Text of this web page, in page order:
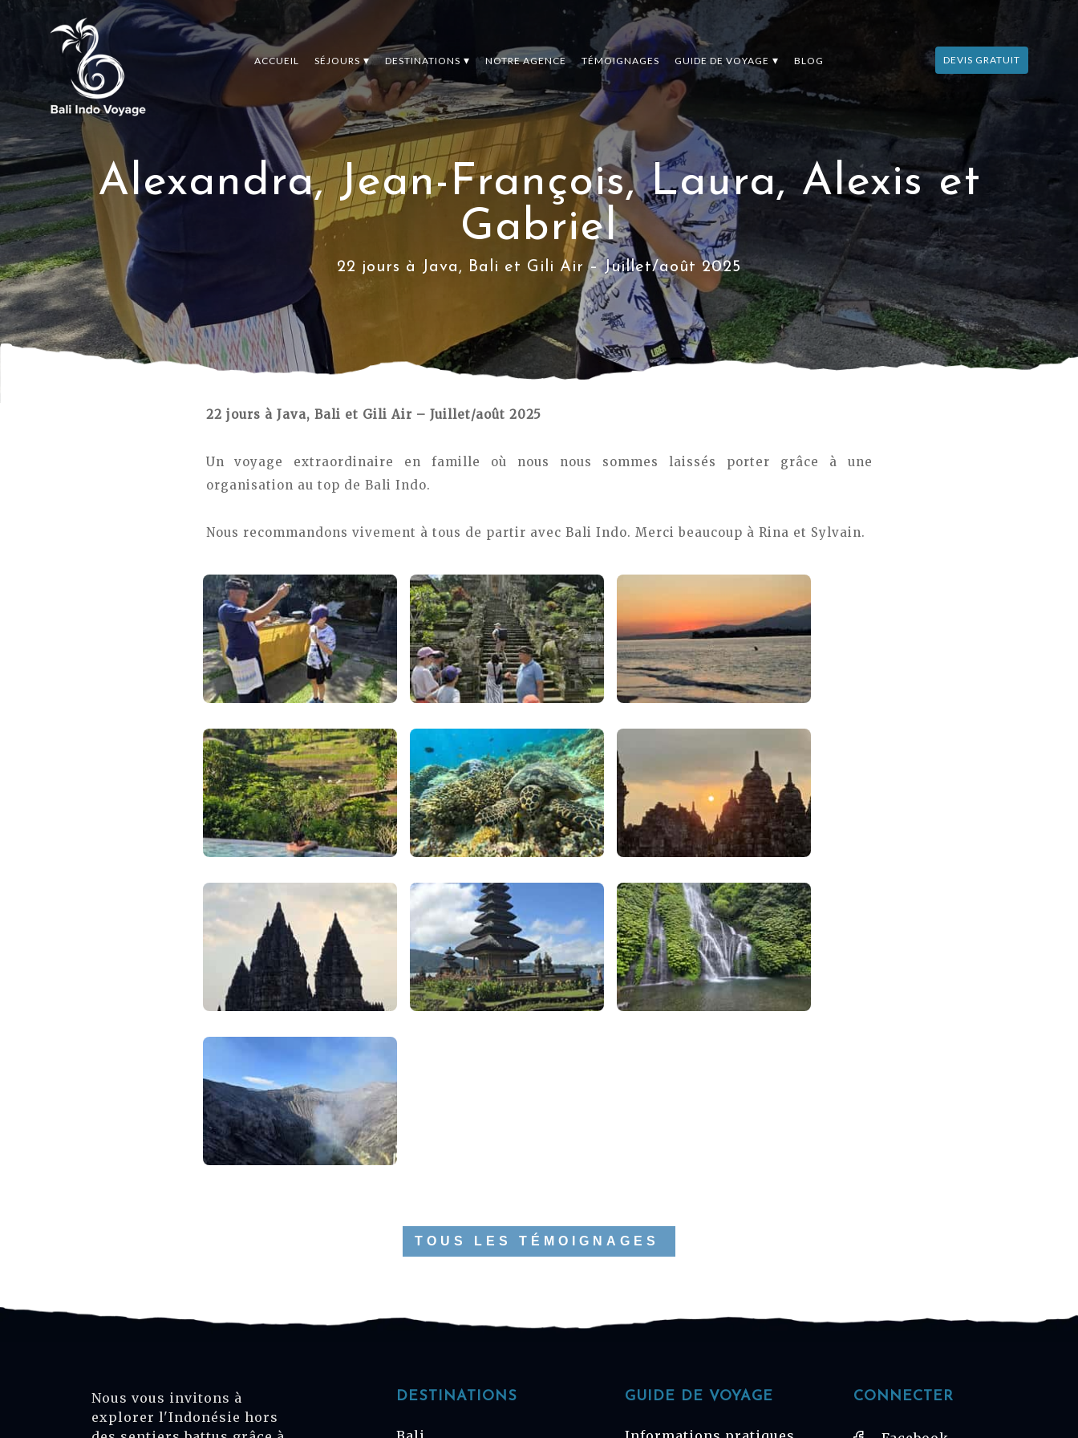
ACCUEIL SÉJOURS DESTINATIONS NOTRE AGENCE TÉMOIGNAGES GUIDE DE VOYAGE BLOG DEVIS GRATUIT
Alexandra, Jean-François, Laura, Alexis et
Gabriel
22 jours à Java, Bali et Gili Air – Juillet/août 2025
22 jours à Java, Bali et Gili Air – Juillet/août 2025
Un voyage extraordinaire en famille où nous nous sommes laissés porter grâce à une
organisation au top de Bali Indo.
Nous recommandons vivement à tous de partir avec Bali Indo. Merci beaucoup à Rina et Sylvain.
TOUS LES TÉMOIGNAGES
Nous vous invitons à
explorer l'Indonésie hors
DESTINATIONS GUIDE DE VOYAGE CONNECTER